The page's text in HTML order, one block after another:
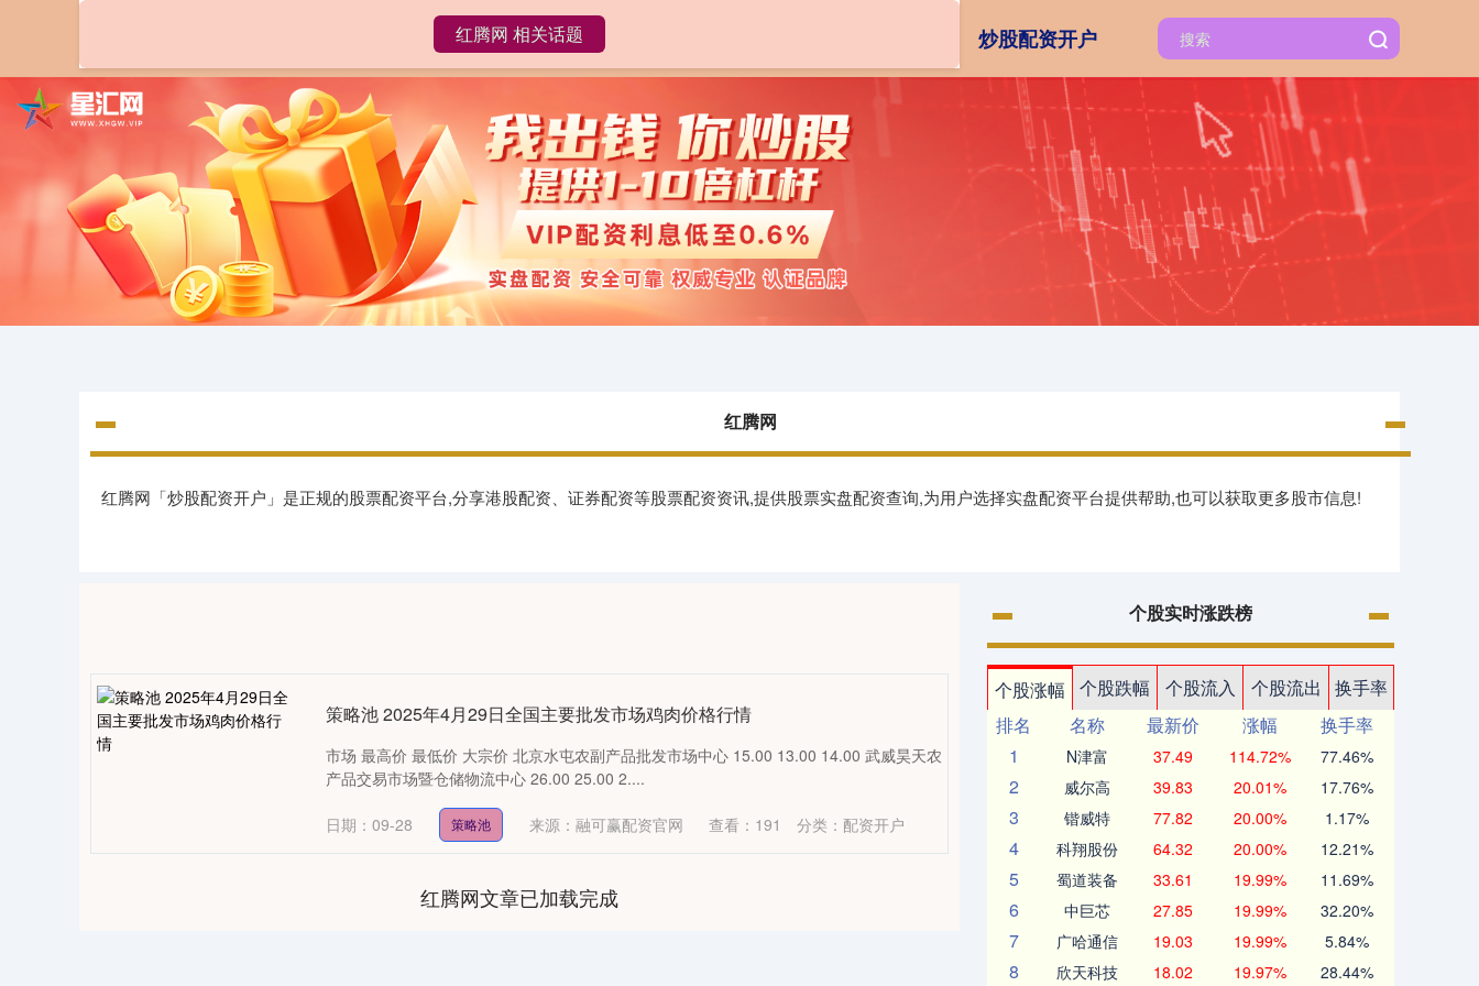
红腾网 炒股配资开户
红腾网
红腾网「炒股配资开户」是正规的股票配资平台,分享港股配资、证券配资等股票配资资讯,提供股票实盘配资查询,为用户选择实盘配资平台提供帮助,也可以获取更多股市信息!
红腾网 相关话题
策略池 2025年4月29日全国主要批发市场鸡肉价格行情
市场 最高价 最低价 大宗价 北京水屯农副产品批发市场中心 15.00 13.00 14.00 武威昊天农
产品交易市场暨仓储物流中心 26.00 25.00 2....
日期：09-28 策略池 来源：融可赢配资官网 查看： 191 分类：配资开户
红腾网文章已加载完成
个股实时涨跌榜
个股涨幅 个股跌幅 个股流入 个股流出
换手率
排名
名称 最新价 涨幅
换手率
1
N津富 37.49 114.72% 77.46%
2 威尔高 39.83 20.01% 17.76%
3 锴威特 77.82 20.00% 1.17%
4 科翔股份 64.32 20.00% 12.21%
5 蜀道装备 33.61 19.99% 11.69%
6 中巨芯 27.85 19.99% 32.20%
7 广哈通信 19.03 19.99% 5.84%
8 欣天科技 18.02 19.97% 28.44%